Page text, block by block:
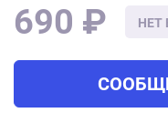
НЕТ
690 ₽